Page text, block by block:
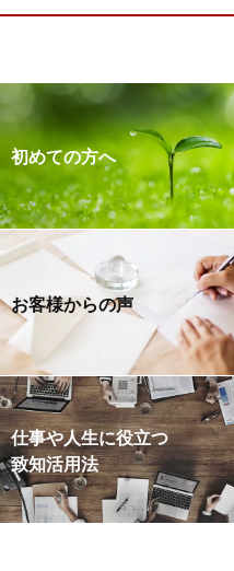
初めての方へ
お客様からの声
仕事や人生に役立つ
致知活用法